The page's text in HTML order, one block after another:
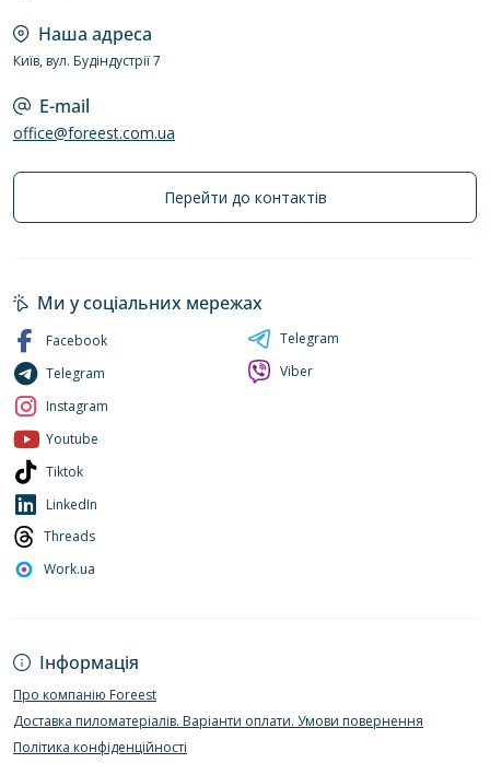
Наша адреса
Київ, вул. Будіндустрії 7
E-mail
office@foreest.com.ua
Перейти до контактів
Інформація
Про компанію Foreest
Доставка пиломатеріалів. Варіанти оплати. Умови повернення
Політика конфіденційності
Ми у соціальних мережах
Facebook
Telegram
Instagram
Youtube
Tiktok
LinkedIn
Threads
Work.ua
Telegram
Viber